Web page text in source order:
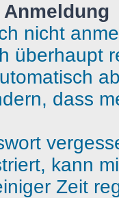
nicht
überhaupt
dass
kann
Zeit